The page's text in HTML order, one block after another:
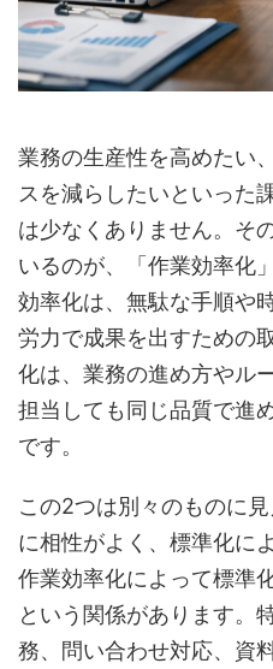
業務の生産性を高めたい
スを減らしたいといった
は少なくありません。そ
いるのが、「作業効率化
効率化は、無駄な手順や
労力で成果を出すための
化は、業務の進め方やル
担当しても同じ品質で進
です。
この2つは別々のものに
に相性がよく、標準化に
作業効率化によって標準
という関係があります。
務、問い合わせ対応、資